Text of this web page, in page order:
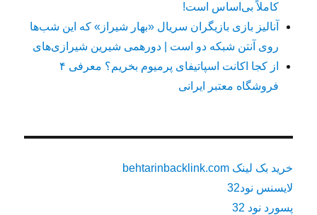
کاملاً بی‌اساس است!
آنالیز بازی بازیگران سریال «بهار شیراز» که این شب‌ها
روی آنتن شبکه دو است | دورهمی شیرین شیرازی‌های
از کجا اکانت اسپاتیفای پرمیوم بخریم؟ معرفی ۴
فروشگاه معتبر ایرانی
خرید بک لینک behtarinbacklink.com
لایسنس نود32
پسورد نود 32